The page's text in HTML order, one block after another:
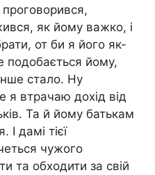
як йому важко, і
от би я його як-
подобається йому,
стало. Ну
я втрачаю дохід від
Та й йому батькам
дамі тієї
чужого
та обходити за свій